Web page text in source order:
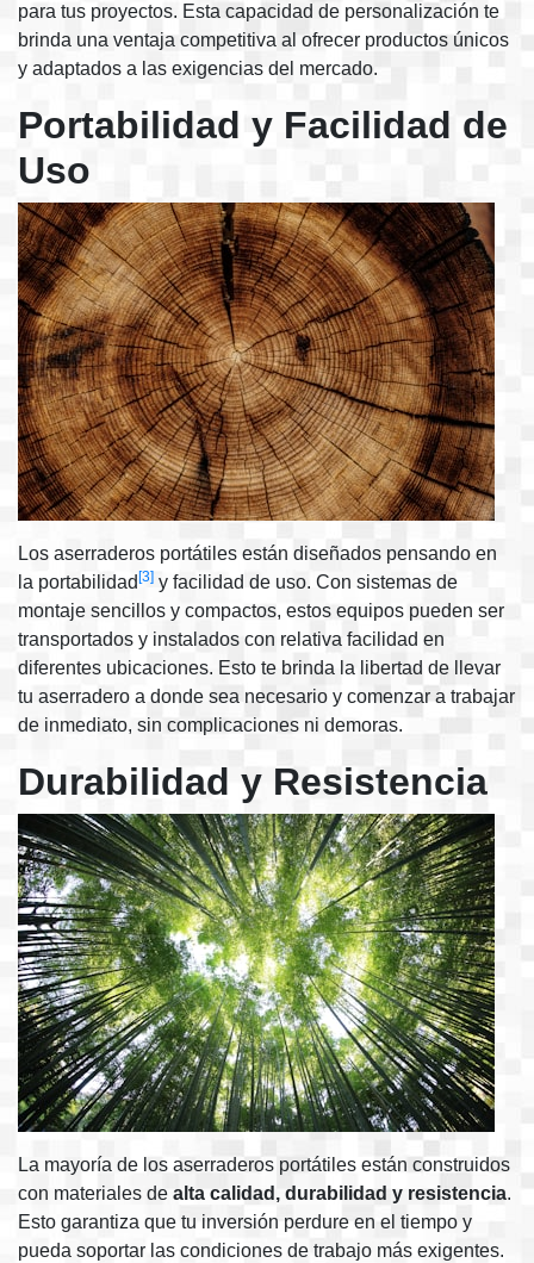
para tus proyectos. Esta capacidad de personalización te
brinda una ventaja competitiva al ofrecer productos únicos
y adaptados a las exigencias del mercado.
Portabilidad y Facilidad de
Uso
Los aserraderos portátiles están diseñados pensando en
la portabilidad [3] y facilidad de uso. Con sistemas de
montaje sencillos y compactos, estos equipos pueden ser
transportados y instalados con relativa facilidad en
diferentes ubicaciones. Esto te brinda la libertad de llevar
tu aserradero a donde sea necesario y comenzar a trabajar
de inmediato, sin complicaciones ni demoras.
Durabilidad y Resistencia
La mayoría de los aserraderos portátiles están construidos
con materiales de alta calidad, durabilidad y resistencia.
Esto garantiza que tu inversión perdure en el tiempo y
pueda soportar las condiciones de trabajo más exigentes.